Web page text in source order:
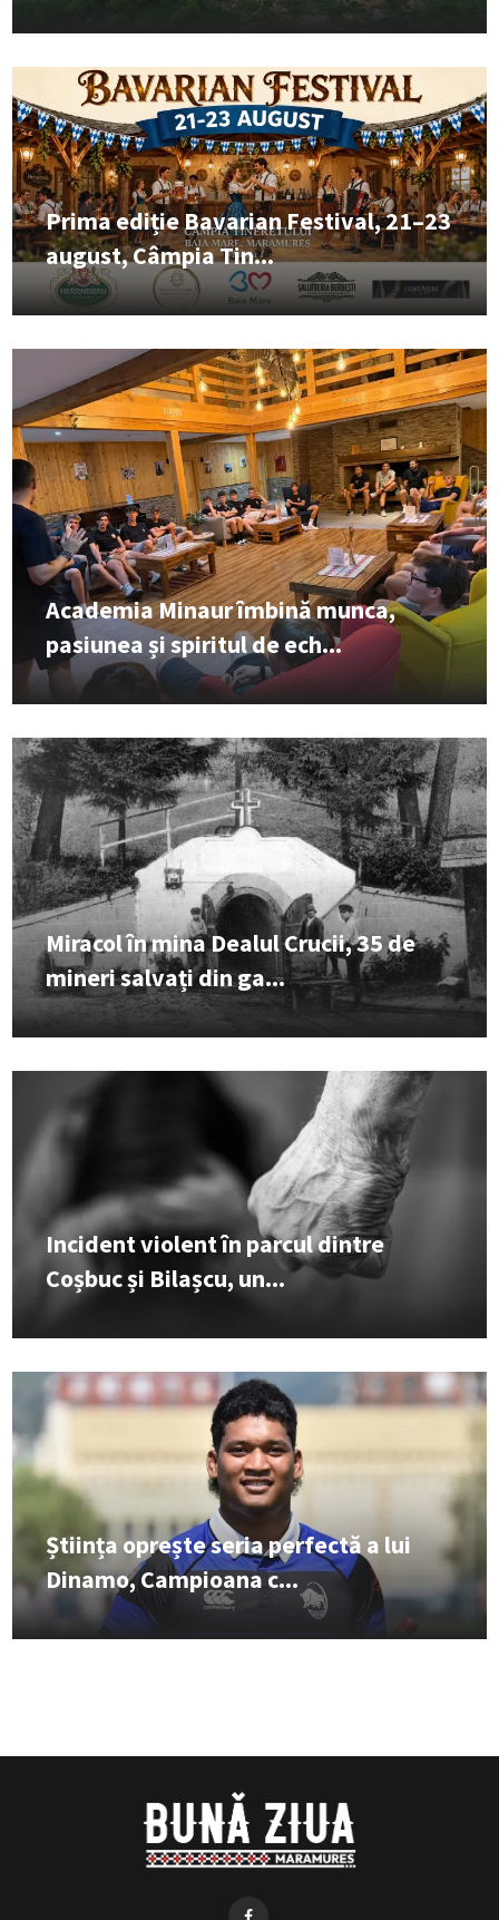
Prima ediție Bavarian Festival, 21–23
august, Câmpia Tin...
Academia Minaur îmbină munca,
pasiunea și spiritul de ech...
Miracol în mina Dealul Crucii, 35 de
mineri salvați din ga...
Incident violent în parcul dintre
Coșbuc și Bilașcu, un...
Știința oprește seria perfectă a lui
Dinamo, Campioana c...